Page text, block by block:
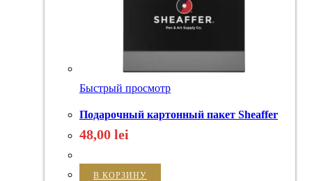
Быстрый просмотр
Подарочный картонный пакет Sheaffer
48,00 lei
В КОРЗИНУ